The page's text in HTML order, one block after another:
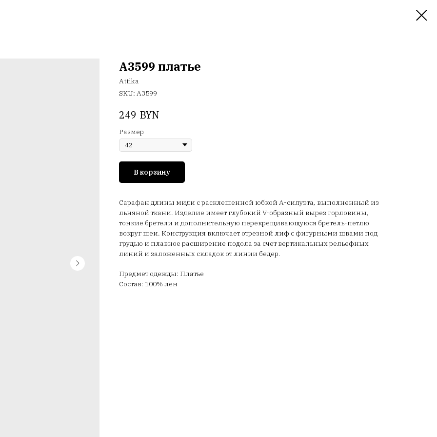
A3599 платье
Attika
SKU: А3599
249 BYN
Размер
В корзину
Сарафан длины миди с расклешенной юбкой А-силуэта, выполненный из
льняной ткани. Изделие имеет глубокий V-образный вырез горловины,
тонкие бретели и дополнительную перекрещивающуюся бретель-петлю
вокруг шеи. Конструкция включает отрезной лиф с фигурными швами под
грудью и плавное расширение подола за счет вертикальных рельефных
линий и заложенных складок от линии бедер.
Предмет одежды: Платье
Состав: 100% лен